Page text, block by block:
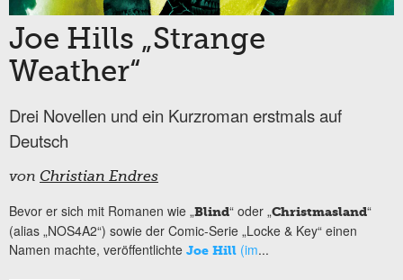
Joe Hills „Strange
Weather“
Drei Novellen und ein Kurzroman erstmals auf
Deutsch
von Christian Endres
Bevor er sich mit Romanen wie „Blind“ oder „Christmasland“
(alias „NOS4A2“) sowie der Comic-Serie „Locke & Key“ einen
Namen machte, veröffentlichte Joe Hill (im...